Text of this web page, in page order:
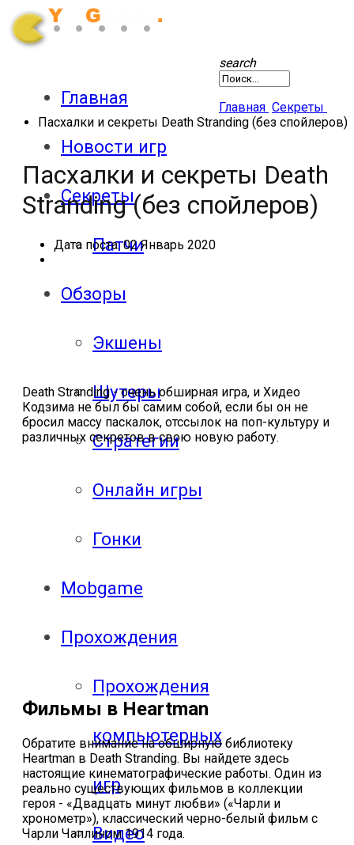
Главная
Новости игр
Секреты
Патчи
Обзоры
Экшены
Шутеры
Стратегии
Онлайн игры
Гонки
Mobgame
Прохождения
Прохождения
компьютерных
игр
Видео
search
Главная Секреты
Пасхалки и секреты Death Stranding (без спойлеров)
Пасхалки и секреты Death
Stranding (без спойлеров)
Дата поста:02 Январь 2020
Death Stranding - очень обширная игра, и Хидео
Кодзима не был бы самим собой, если бы он не
бросил массу паскалок, отссылок на поп-культуру и
различных секретов в свою новую работу.
Фильмы в Heartman
Обратите внимание на обширную библиотеку
Heartman в Death Stranding. Вы найдете здесь
настоящие кинематографические работы. Один из
реально существующих фильмов в коллекции
героя - «Двадцать минут любви» («Чарли и
хронометр»), классический черно-белый фильм с
Чарли Чаплином 1914 года.